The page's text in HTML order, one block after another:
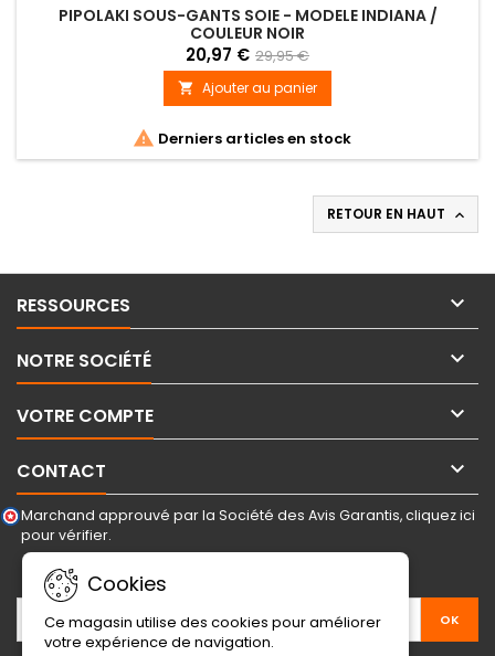
PIPOLAKI SOUS-GANTS SOIE - MODELE INDIANA /
COULEUR NOIR
20,97 € 29,95 €
 Ajouter au panier
 Derniers articles en stock
RETOUR EN HAUT 
RESSOURCES 
NOTRE SOCIÉTÉ 
VOTRE COMPTE 
CONTACT 
Cookies
Ce magasin utilise des cookies pour améliorer
votre expérience de navigation.
Marchand approuvé par la Société des Avis Garantis,cliquez ici
pour vérifier.
LETTRE D'INFORMATIONS